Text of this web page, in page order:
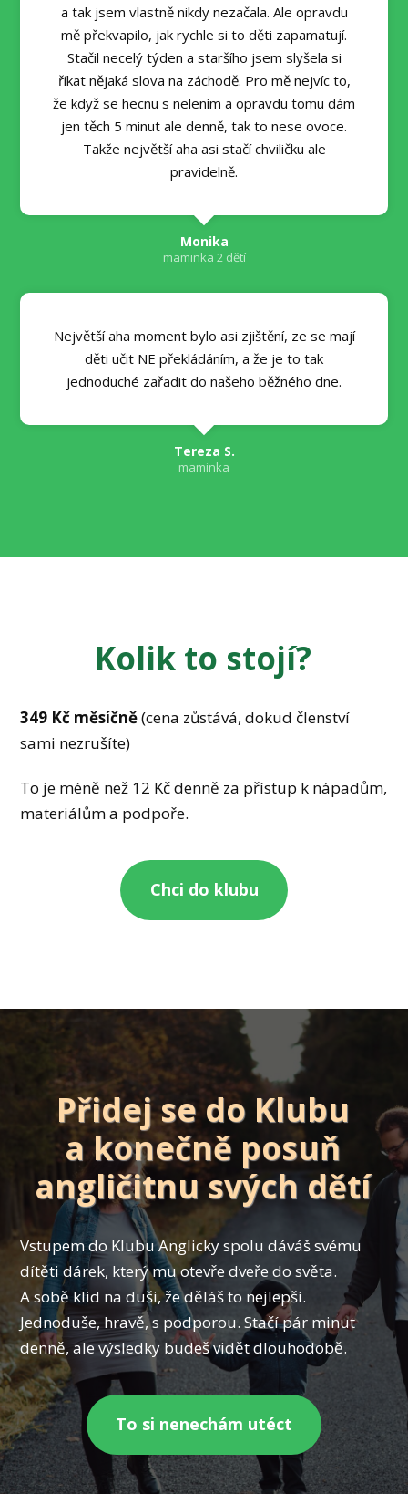
a tak jsem vlastně nikdy nezačala. Ale opravdu
mě překvapilo, jak rychle si to děti zapamatují.
Stačil necelý týden a staršího jsem slyšela si
říkat nějaká slova na záchodě. Pro mě nejvíc to,
že když se hecnu s nelením a opravdu tomu dám
jen těch 5 minut ale denně, tak to nese ovoce.
Takže největší aha asi stačí chviličku ale
pravidelně.
Monika
maminka 2 dětí
Největší aha moment bylo asi zjištění, ze se mají
děti učit NE překládáním, a že je to tak
jednoduché zařadit do našeho běžného dne.
Tereza S.
maminka
Kolik to stojí?
349 Kč měsíčně(cena zůstává, dokud členství
sami nezrušíte)
To je méně než 12 Kč denně za přístup k nápadům,
materiálům a podpoře.
Chci do klubu
Přidej se do Klubu
a konečně posuň
angličitnu svých dětí
Vstupem do Klubu Anglicky spolu dáváš svému
dítěti dárek, který mu otevře dveře do světa.
A sobě klid na duši, že děláš to nejlepší.
Jednoduše, hravě, s podporou. Stačí pár minut
denně, ale výsledky budeš vidět dlouhodobě.
To si nenechám utéct